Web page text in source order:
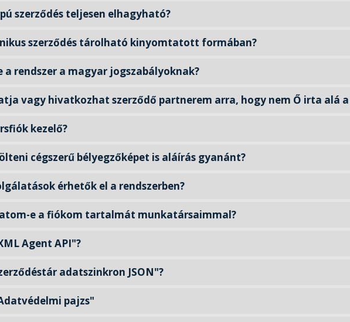
szerződés teljesen elhagyható?
szerződés tárolható kinyomtatott formában?
a rendszer a magyar jogszabályoknak?
vagy hivatkozhat szerződő partnerem arra, hogy nem Ő irta alá a
kezelő?
cégszerű bélyegzőképet is aláírás gyanánt?
érhetők el a rendszerben?
e a fiókom tartalmát munkatársaimmal?
Agent API"?
adatszinkron JSON"?
pajzs"